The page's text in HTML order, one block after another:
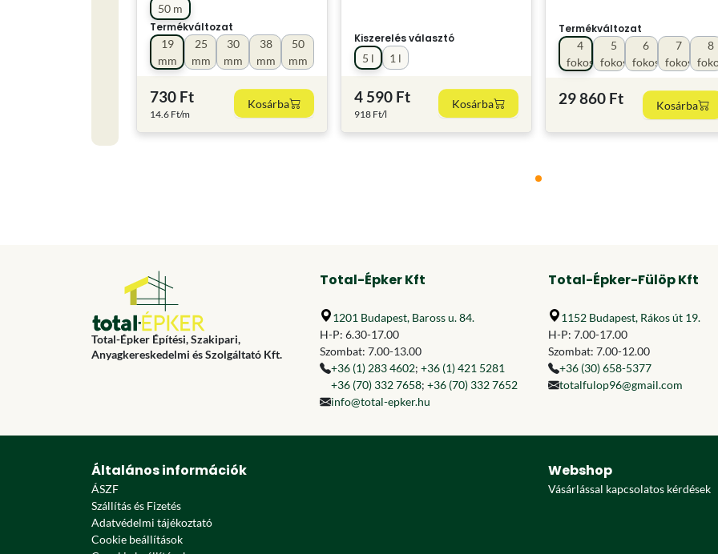
50 m
Termékváltozat
19
mm
25
mm
30
mm
38
mm
50
mm
730 Ft
14.6 Ft/m
Kosárba
Kiszerelés választó
1 l
5 l
4 590 Ft
918 Ft/l
Kosárba
Termékváltozat
4
fokos
5
fokos
6
fokos
7
fokos
8
29 860 Ft Kosárba
Total-Épker Építési, Szakipari,
Anyagkereskedelmi és Szolgáltató Kft.
Total-Épker Kft
1201 Budapest, Baross u. 84.
H-P: 6.30-17.00
Szombat: 7.00-13.00
+36 (1) 283 4602; +36 (1) 421 5281
+36 (70) 332 7658; +36 (70) 332 7652
info@total-epker.hu
Total-Épker-Fülöp Kft
1152 Budapest, Rákos út 19.
H-P: 7.00-17.00
Szombat: 7.00-12.00
+36 (30) 658-5377
totalfulop96@gmail.com
Általános információk
ÁSZF
Szállítás és Fizetés
Adatvédelmi tájékoztató
Cookie beállítások
Webshop
Vásárlással kapcsolatos kérdések